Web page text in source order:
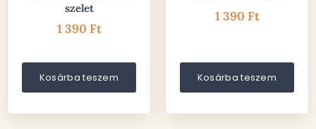
szelet
1 390 Ft
Kosárba teszem
1 390 Ft
Kosárba teszem